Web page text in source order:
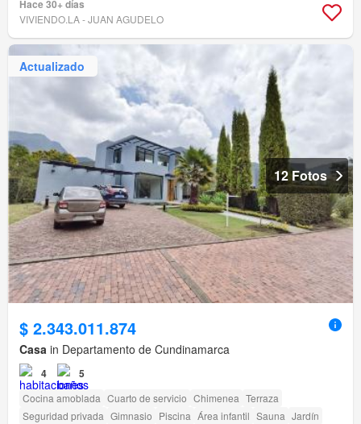
Hace 30+ días
VIVIENDO.LA - JUAN AGUDELO
Actualizado
12 Fotos
$ 2.343.011.874
Casa in Departamento de Cundinamarca
4 5
Cocina amoblada Cuarto de servicio Chimenea Terraza
Seguridad privada Gimnasio Piscina Área infantil Sauna Jardín